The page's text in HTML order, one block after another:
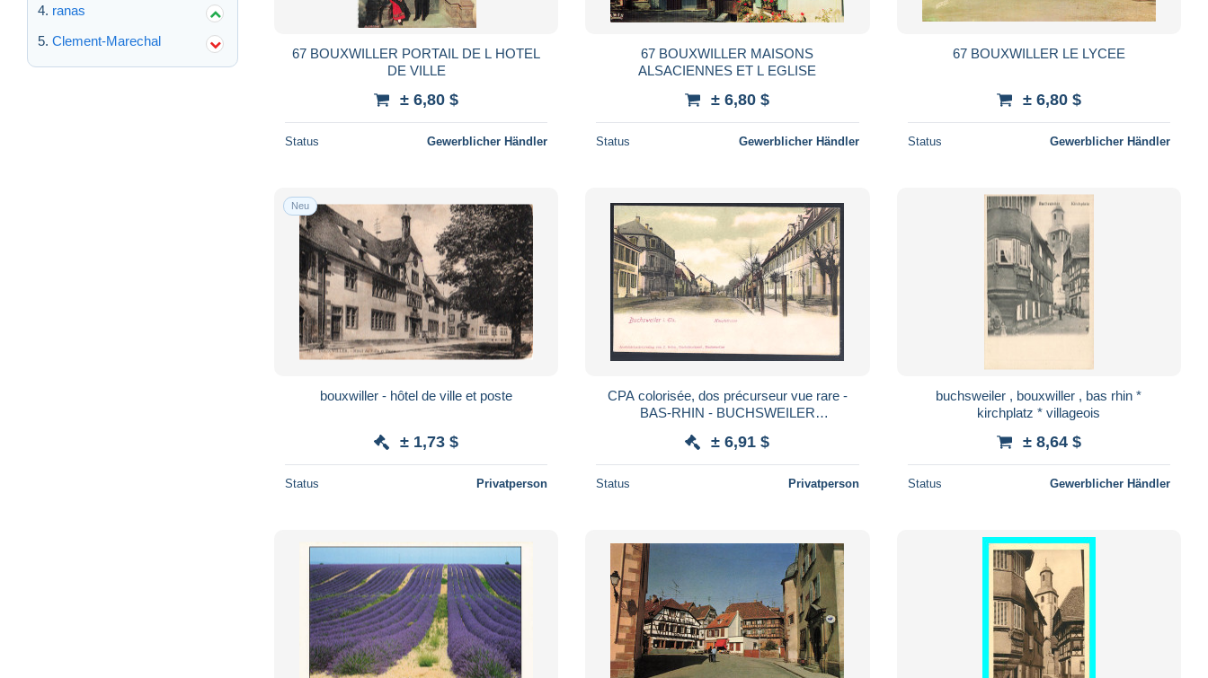
ranas
Clement-Marechal
67 BOUXWILLER PORTAIL DE L HOTEL
DE VILLE
± 6,80 $
Status Gewerblicher Händler
67 BOUXWILLER MAISONS
ALSACIENNES ET L EGLISE
± 6,80 $
Status Gewerblicher Händler
67 BOUXWILLER LE LYCEE
± 6,80 $
Status Gewerblicher Händler
Neu
bouxwiller - hôtel de ville et poste
± 1,73 $
Status Privatperson
CPA colorisée, dos précurseur vue rare -
BAS-RHIN - BUCHSWEILER
± 6,91 $
Status Privatperson
buchsweiler , bouxwiller , bas rhin *
kirchplatz * villageois
± 8,64 $
Status Gewerblicher Händler